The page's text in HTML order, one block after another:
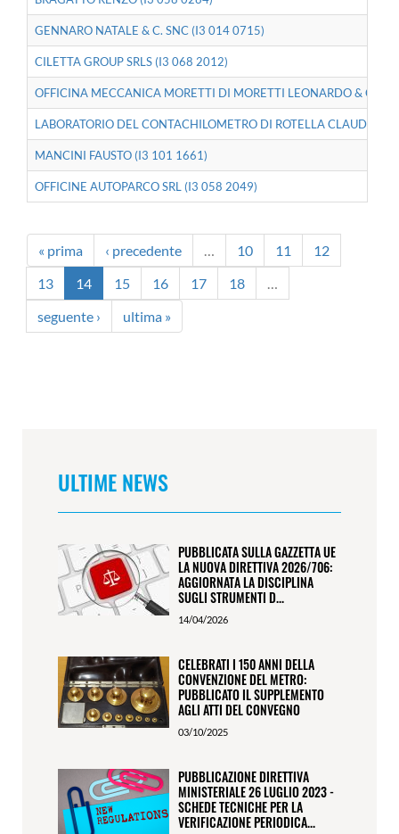
GENNARO NATALE & C. SNC (I3 014 0715)
CILETTA GROUP SRLS (I3 068 2012)
OFFICINA MECCANICA MORETTI DI MORETTI LEONARDO & C.
LABORATORIO DEL CONTACHILOMETRO DI ROTELLA CLAUDIO &
MANCINI FAUSTO (I3 101 1661)
OFFICINE AUTOPARCO SRL (I3 058 2049)
« prima ‹ precedente 10 11
12
13
14 15 16 17 18
seguente ›
ultima »
ULTIME NEWS
PUBBLICATA SULLA GAZZETTA UE
LA NUOVA DIRETTIVA 2026/706:
AGGIORNATA LA DISCIPLINA
SUGLI STRUMENTI D...
14/04/2026
CELEBRATI I 150 ANNI DELLA
CONVENZIONE DEL METRO:
PUBBLICATO IL SUPPLEMENTO
AGLI ATTI DEL CONVEGNO
03/10/2025
PUBBLICAZIONE DIRETTIVA
MINISTERIALE 26 LUGLIO 2023 -
SCHEDE TECNICHE PER LA
VERIFICAZIONE PERIODICA...